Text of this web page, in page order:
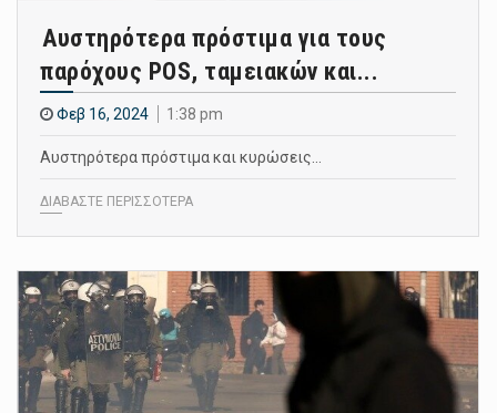
Αυστηρότερα πρόστιμα για τους
παρόχους POS, ταμειακών και...
Φεβ 16, 2024 1:38 pm
Αυστηρότερα πρόστιμα και κυρώσεις…
ΔΙΑΒΑΣΤΕ ΠΕΡΙΣΣΟΤΕΡΑ